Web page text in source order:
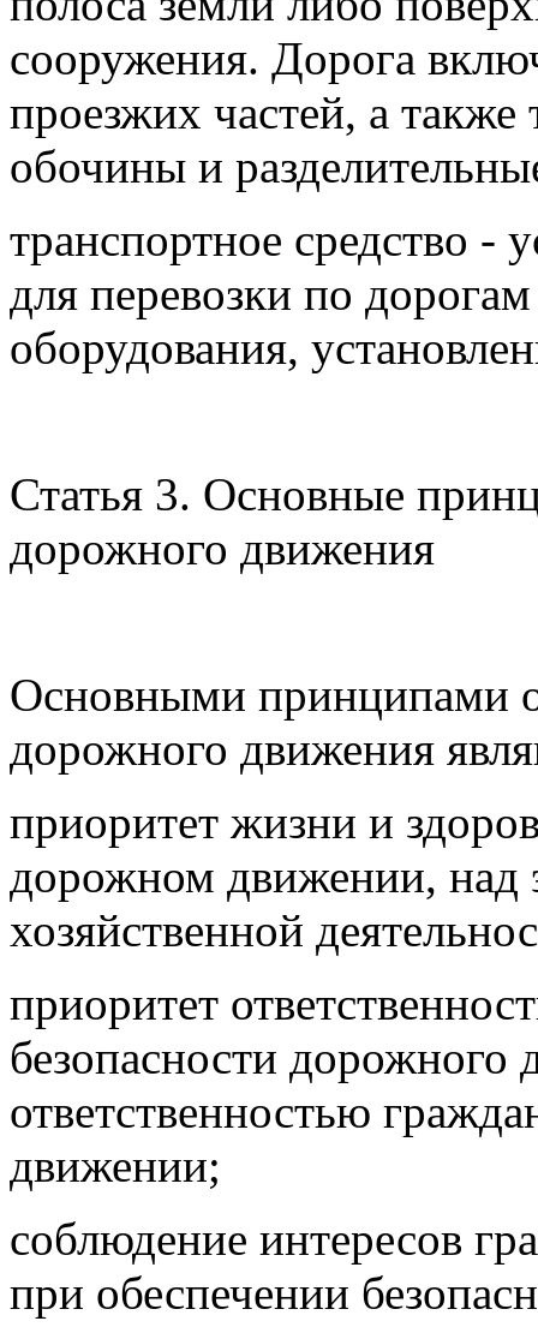
сооружения. Дорога
проезжих частей, а
обочины и
транспортное средство -
для перевозки по
оборудования,
Статья 3. Основные
дорожного движения
Основными принципами
дорожного движения
приоритет жизни и
дорожном движении, над
хозяйственной
приоритет
безопасности дорожного
ответственностью
движении;
соблюдение интересов
при обеспечении